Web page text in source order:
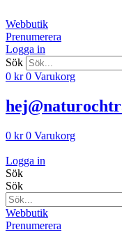
till
innehåll
Webbutik
Prenumerera
Logga in
Sök
0 kr 0 Varukorg
0 kr 0 Varukorg
Logga in
Sök
Sök
Webbutik
Prenumerera